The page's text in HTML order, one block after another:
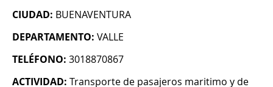
CIUDAD: BUENAVENTURA
DEPARTAMENTO: VALLE
TELÉFONO: 3018870867
ACTIVIDAD: Transporte de pasajeros maritimo y de